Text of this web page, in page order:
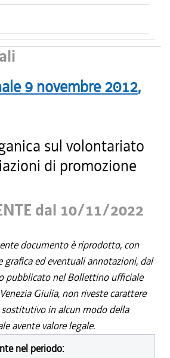
9 novembre 2012,
sul volontariato
di promozione
dal 10/11/2022
documento è riprodotto, con
grafica ed eventuali annotazioni, dal
pubblicato nel Bollettino ufficiale
Giulia, non riveste carattere
in alcun modo della
avente valore legale.
nel periodo: